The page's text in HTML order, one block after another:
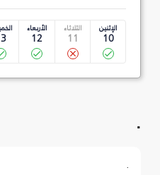
الإثنين
10
الثلاثاء
11
الأربعاء
12
.
.